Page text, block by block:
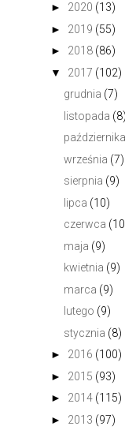
► 2020 (13)
► 2019 (55)
► 2018 (86)
▼
2017 (102)
grudnia (7)
listopada (8)
października
września (7)
sierpnia (9)
lipca (10)
czerwca
maja (9)
kwietnia (9)
marca (9)
lutego (9)
stycznia (8)
► 2016 (100)
► 2015 (93)
► 2014 (115)
► 2013 (97)